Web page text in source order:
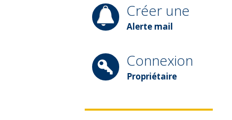
Créer une
Alerte mail
Connexion
Propriétaire